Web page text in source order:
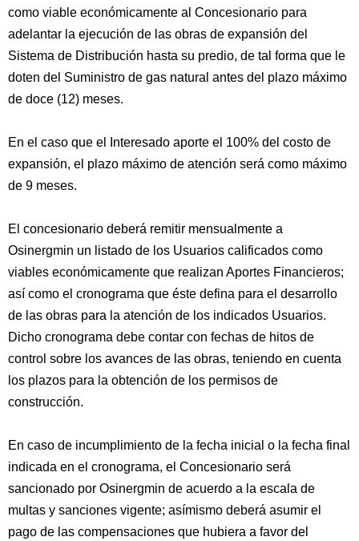
como viable económicamente al Concesionario para
adelantar la ejecución de las obras de expansión del
Sistema de Distribución hasta su predio, de tal forma que le
doten del Suministro de gas natural antes del plazo máximo
de doce (12) meses.
En el caso que el Interesado aporte el 100% del costo de
expansión, el plazo máximo de atención será como máximo
de 9 meses.
El concesionario deberá remitir mensualmente a
Osinergmin un listado de los Usuarios calificados como
viables económicamente que realizan Aportes Financieros;
así como el cronograma que éste defina para el desarrollo
de las obras para la atención de los indicados Usuarios.
Dicho cronograma debe contar con fechas de hitos de
control sobre los avances de las obras, teniendo en cuenta
los plazos para la obtención de los permisos de
construcción.
En caso de incumplimiento de la fecha inicial o la fecha final
indicada en el cronograma, el Concesionario será
sancionado por Osinergmin de acuerdo a la escala de
multas y sanciones vigente; asímismo deberá asumir el
pago de las compensaciones que hubiera a favor del